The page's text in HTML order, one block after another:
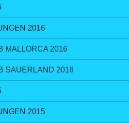
2016
MALLORCA 2016
SAUERLAND 2016
2015